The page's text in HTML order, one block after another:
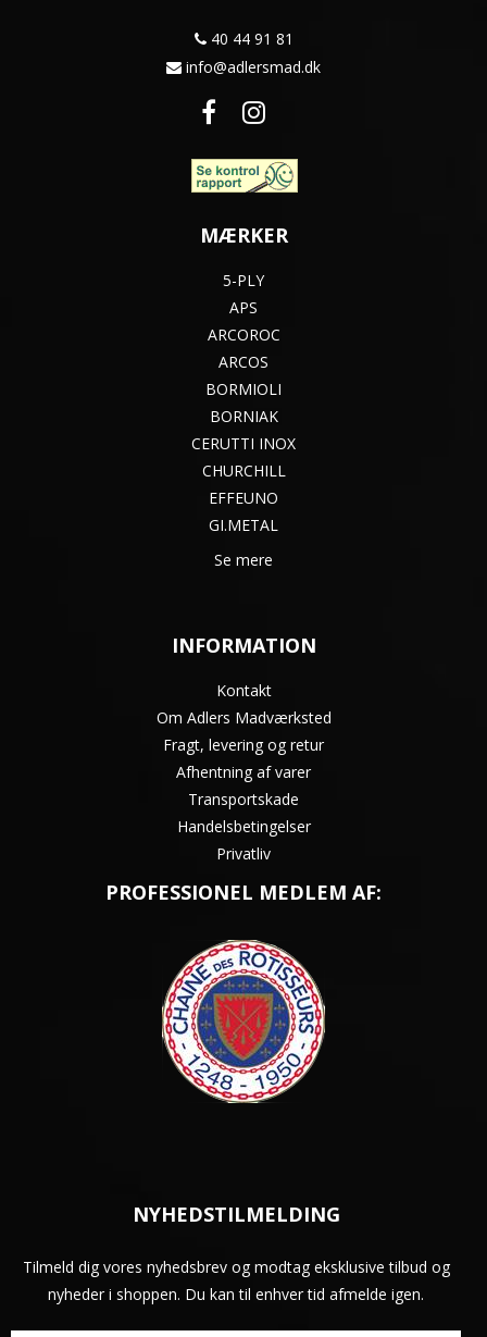
40 44 91 81
info@adlersmad.dk
MÆRKER
5-PLY
APS
ARCOROC
ARCOS
BORMIOLI
BORNIAK
CERUTTI INOX
CHURCHILL
EFFEUNO
GI.METAL
Se mere
INFORMATION
Kontakt
Om Adlers Madværksted
Fragt, levering og retur
Afhentning af varer
Transportskade
Handelsbetingelser
Privatliv
PROFESSIONEL MEDLEM AF:
NYHEDSTILMELDING
Tilmeld dig vores nyhedsbrev og modtag eksklusive tilbud og
nyheder i shoppen. Du kan til enhver tid afmelde igen.